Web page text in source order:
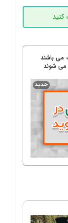
می باشند
می شوند